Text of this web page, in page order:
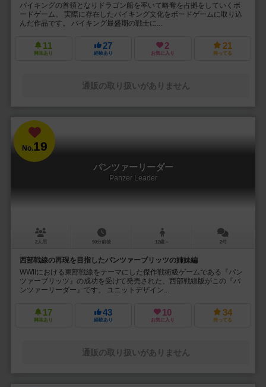
バイキングの首領となりドラゴン船を率いて略奪を占拠をしていくボ
ードゲーム。 実際に存在したバイキング文化をボードゲームに取り込
んだ作品です。 バイキング最盛期の戦士に...
11
興味あり
27
経験あり
2
お気に入り
21
持ってる
通販の取り扱いがありません
No.19
パンツァーリーダー
Panzer Leader
2人用 90分前後 12歳～ 2件
西部戦線の再現を目指したパンツァーブリッツの姉妹編
WWⅡにおける東部戦線をテーマにした傑作戦術級ゲームである『パン
ツァーブリッツ』の成功を受けて発売された、西部戦線版がこの『パ
ンツァーリーダー』です。 ユニットデザイン...
17
興味あり
43
経験あり
10
お気に入り
34
持ってる
通販の取り扱いがありません